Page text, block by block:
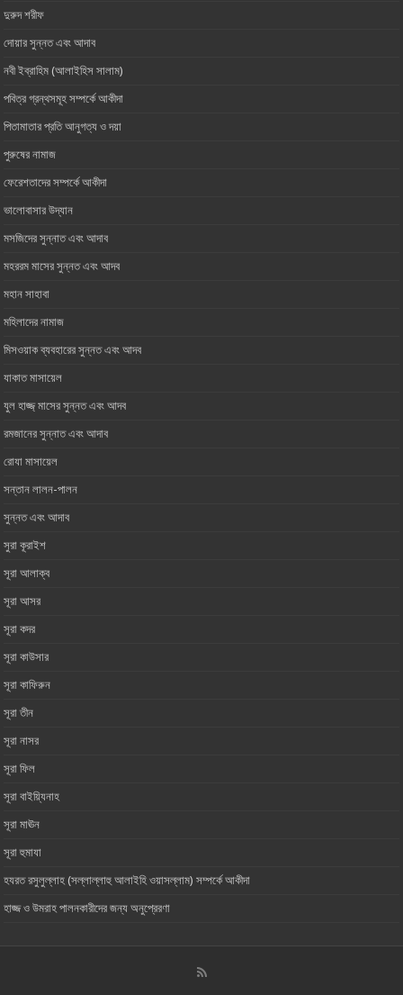
দুরুদ শরীফ
দোয়ার সুন্নত এবং আদাব
নবী ইব্রাহিম (আলাইহিস সালাম)
পবিত্র গ্রন্থসমূহ সম্পর্কে আকীদা
পিতামাতার প্রতি আনুগত্য ও ‎দয়া
পুরুষের নামাজ
ফেরেশতাদের সম্পর্কে আকীদা
ভালোবাসার ‎উদ্যান
মসজিদের সুন্নাত এবং আদাব
মহররম মাসের সুন্নত এবং আদব
মহান সাহাবা
মহিলাদের নামাজ
মিসওয়াক ব্যবহারের সুন্নত এবং আদব
যাকাত মাসায়েল
যুল হাজ্জ্ মাসের সুন্নত এবং আদব
রমজানের সুন্নাত এবং আদাব
রোযা মাসায়েল
সন্তান লালন-পালন
সুন্নত এবং আদাব
সুরা কূরাইশ
সূরা আলাক্ব
সূরা কদর
সূরা কাউসার
সূরা কাফিরুন
সূরা তীন
সূরা নাসর
সূরা ফিল
সূরা বাইয়্যিনাহ
সূরা হুমাযা
হযরত রসুলুল্লাহ (সল্লাল্লাহু আলাইহি ওয়াসল্লাম) সম্পর্কে আকীদা
হাজ্জ ও উমরাহ পালনকারীদের জন্য অনুপ্রেরণা